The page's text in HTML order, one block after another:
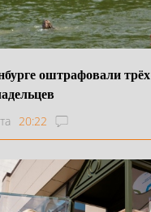
оштрафовали трёх
20:22